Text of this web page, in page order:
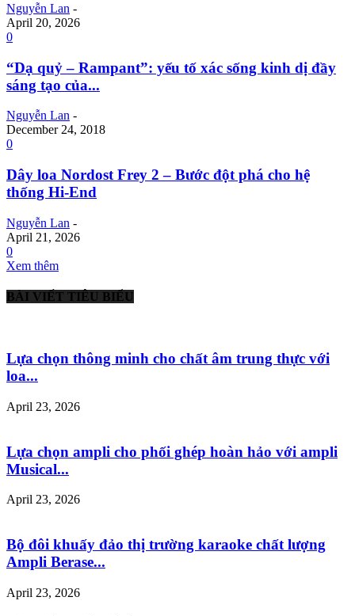
Nguyễn Lan -
April 20, 2026
0
“Dạ quỷ – Rampant”: yếu tố xác sống kinh dị đầy
sáng tạo của...
Nguyễn Lan -
December 24, 2018
0
Dây loa Nordost Frey 2 – Bước đột phá cho hệ
thống Hi-End
Nguyễn Lan -
April 21, 2026
0
Xem thêm
BÀI VIẾT TIÊU BIỂU
Lựa chọn thông minh cho chất âm trung thực với
loa...
April 23, 2026
Lựa chọn ampli cho phối ghép hoàn hảo với ampli
Musical...
April 23, 2026
Bộ đôi khuấy đảo thị trường karaoke chất lượng
Ampli Berase...
April 23, 2026